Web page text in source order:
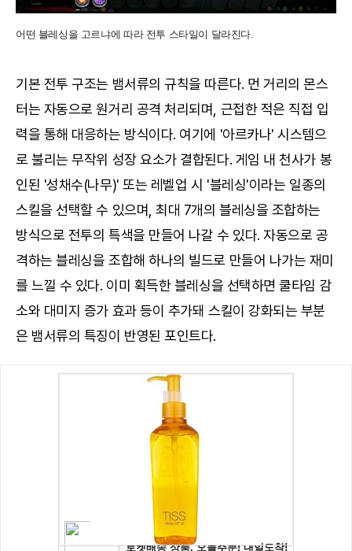
어떤 블레싱을 고르냐에 따라 전투 스타일이 달라진다.
기본 전투 구조는 뱀서류의 규칙을 따른다. 먼 거리의 몬스
터는 자동으로 원거리 공격 처리되며, 근접한 적은 직접 입
력을 통해 대응하는 방식이다. 여기에 '아르카나' 시스템으
로 불리는 무작위 성장 요소가 결합된다. 게임 내 천사가 봉
인된 '성채수(나무)' 또는 레벨업 시 '블레싱'이라는 일종의
스킬을 선택할 수 있으며, 최대 7개의 블레싱을 조합하는
방식으로 전투의 특색을 만들어 나갈 수 있다. 자동으로 공
격하는 블레싱을 조합해 하나의 빌드로 만들어 나가는 재미
를 느낄 수 있다. 이미 획득한 블레싱을 선택하면 쿨타임 감
소와 대미지 증가 효과 등이 추가돼 스킬이 강화되는 부분
은 뱀서류의 특징이 반영된 포인트다.